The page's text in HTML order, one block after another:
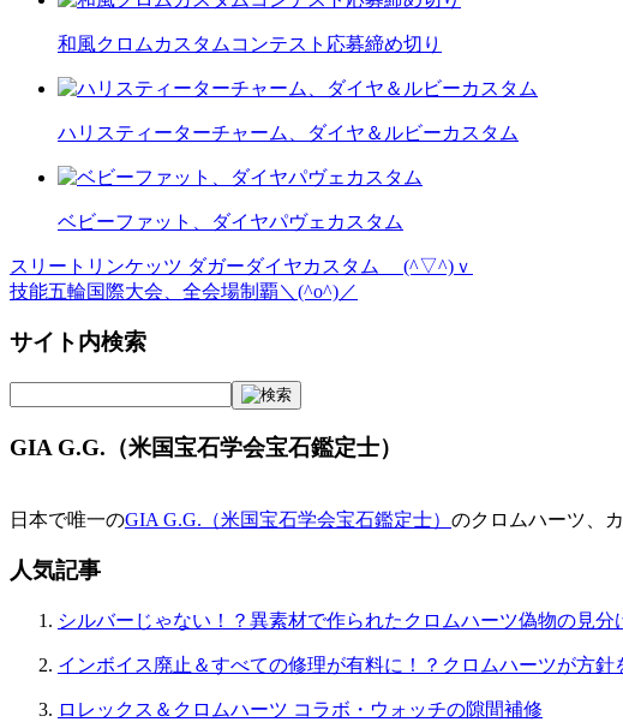
和風クロムカスタムコンテスト応募締め切り
ハリスティーターチャーム、ダイヤ＆ルビーカスタム
ベビーファット、ダイヤパヴェカスタム
投
稿
ナ
ビ
ー
シ
ン
スリートリンケッツ ダガーダイヤカスタム (^▽^)ｖ
技能五輪国際大会、全会場制覇＼(^o^)／
サイト内検索
GIA G.G.（米国宝石学会宝石鑑定士）
日本で唯一のGIA G.G.（米国宝石学会宝石鑑定士） のクロムハーツ、
人気記事
シルバーじゃない！？異素材で作られたクロムハーツ偽物の見
インボイス廃止＆すべての修理が有料に！？クロムハーツが方
ロレックス＆クロムハーツ コラボ・ウォッチの隙間補修